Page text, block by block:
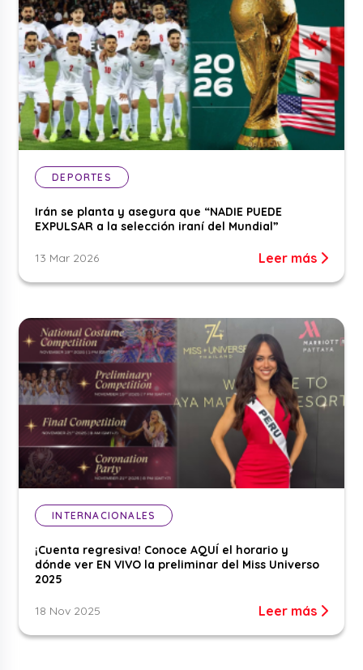
DEPORTES
Irán se planta y asegura que “NADIE PUEDE
EXPULSAR a la selección iraní del Mundial”
13 Mar 2026 Leer más
INTERNACIONALES
¡Cuenta regresiva! Conoce AQUÍ el horario y
dónde ver EN VIVO la preliminar del Miss Universo
2025
18 Nov 2025 Leer más